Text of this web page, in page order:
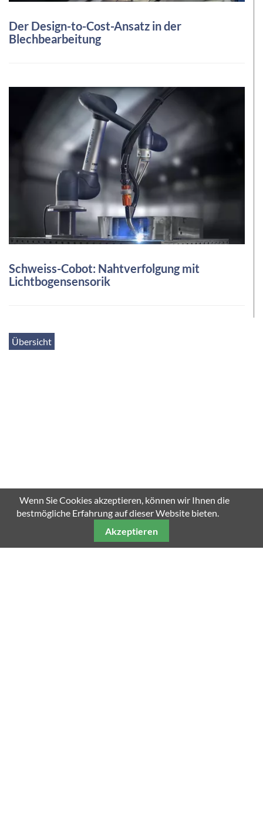
Der Design-to-Cost-Ansatz in der
Blechbearbeitung
Schweiss-Cobot: Nahtverfolgung mit
Lichtbogensensorik
Übersicht
Wenn Sie Cookies akzeptieren, können wir Ihnen die
bestmögliche Erfahrung auf dieser Website bieten.
Akzeptieren